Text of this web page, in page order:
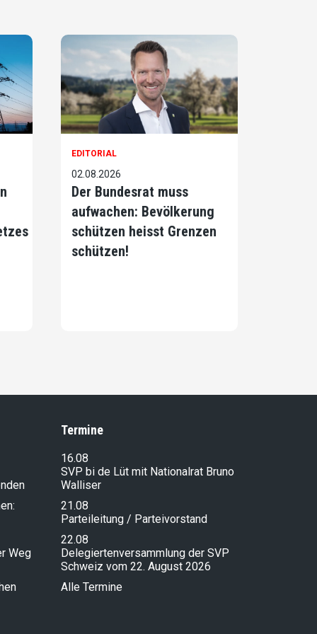
EDITORIAL
02.08.2026
Der Bundesrat muss
aufwachen: Bevölkerung
schützen heisst Grenzen
schützen!
Weg
Termine
16.08
SVP bi de Lüt mit Nationalrat Bruno
Walliser
21.08
Parteileitung / Parteivorstand
22.08
Delegiertenversammlung der SVP
Schweiz vom 22. August 2026
Alle Termine